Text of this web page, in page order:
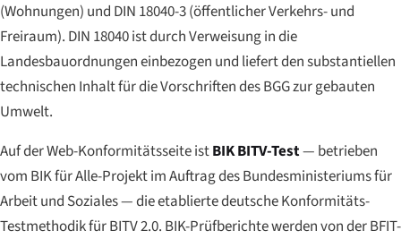
(Wohnungen) und DIN 18040-3 (öffentlicher Verkehrs- und
Freiraum). DIN 18040 ist durch Verweisung in die
Landesbauordnungen einbezogen und liefert den substantiellen
technischen Inhalt für die Vorschriften des BGG zur gebauten
Umwelt.
Auf der Web-Konformitätsseite istBIK BITV-Test— betrieben
vom BIK für Alle-Projekt im Auftrag des Bundesministeriums für
Arbeit und Soziales — die etablierte deutsche Konformitäts-
Testmethodik für BITV 2.0. BIK-Prüfberichte werden von der BFIT-